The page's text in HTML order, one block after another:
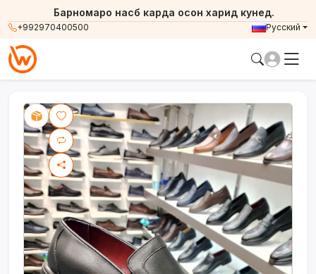
+992970400500
Барномаро насб карда осон харид кунед.
Русский